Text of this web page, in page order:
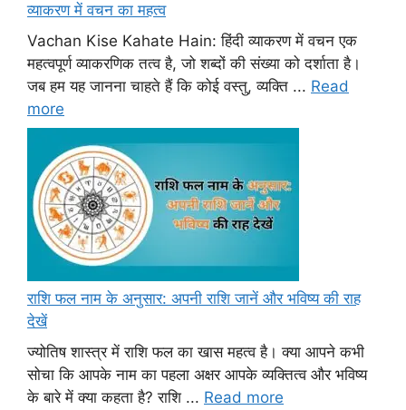
व्याकरण में वचन का महत्व
Vachan Kise Kahate Hain: हिंदी व्याकरण में वचन एक
महत्वपूर्ण व्याकरणिक तत्व है, जो शब्दों की संख्या को दर्शाता है।
जब हम यह जानना चाहते हैं कि कोई वस्तु, व्यक्ति ... Read
more
राशि फल नाम के अनुसार: अपनी राशि जानें और भविष्य की राह
देखें
ज्योतिष शास्त्र में राशि फल का खास महत्व है। क्या आपने कभी
सोचा कि आपके नाम का पहला अक्षर आपके व्यक्तित्व और भविष्य
के बारे में क्या कहता है? राशि ... Read more